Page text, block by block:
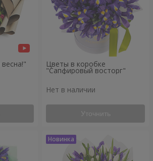
Цветы в коробке
"Сапфировый восторг"
Нет в наличии
Уточнить